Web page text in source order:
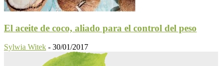
El aceite de coco, aliado para el control del peso
Sylwia Witek - 30/01/2017